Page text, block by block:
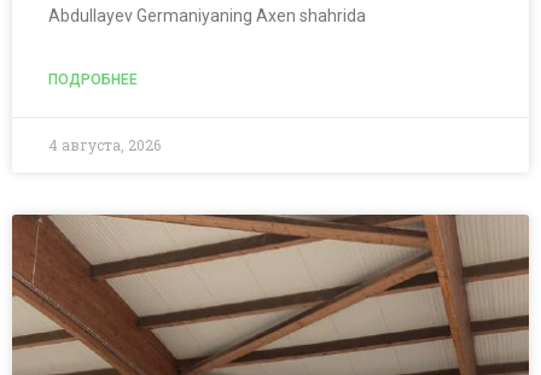
Abdullayev Germaniyaning Axen shahrida
ПОДРОБНЕЕ
4 августа, 2026